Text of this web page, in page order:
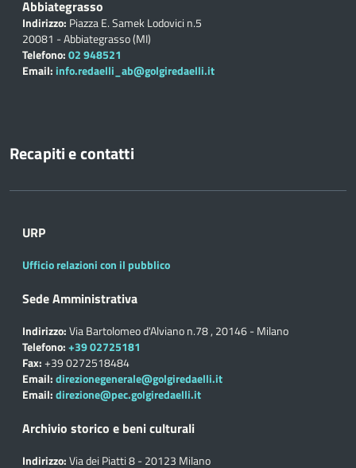
Abbiategrasso
Indirizzo: Piazza E. Samek Lodovici n.5
20081 - Abbiategrasso (MI)
Telefono:02 948521
Email: info.redaelli_ab@golgiredaelli.it
Recapiti e contatti
URP
Ufficio relazioni con il pubblico
Sede Amministrativa
Indirizzo:Via Bartolomeo d'Alviano n.78 , 20146 - Milano
Telefono:+39 02725181
Fax:+39 0272518484
Email:direzionegenerale@golgiredaelli.it
Email:direzione@pec.golgiredaelli.it
Archivio storico e beni culturali
Indirizzo:Via dei Piatti 8 - 20123 Milano